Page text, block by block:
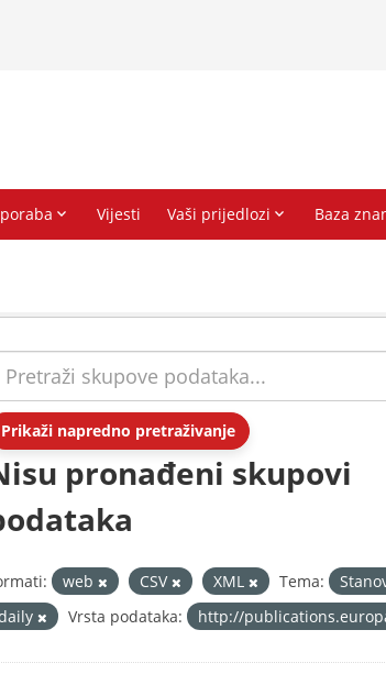
Prikaži napredno pretraživanje
pronađeni skupovi
web CSV XML Tema:
Vrsta podataka: http://